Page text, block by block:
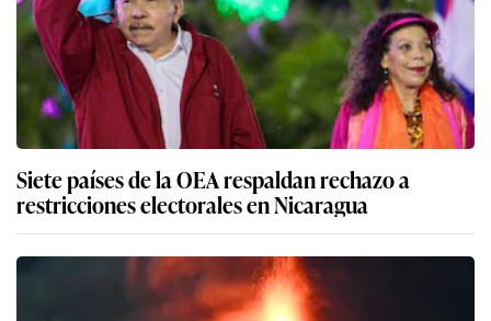
Siete países de la OEA respaldan rechazo a
restricciones electorales en Nicaragua